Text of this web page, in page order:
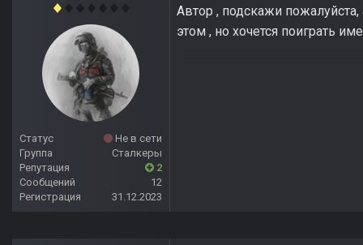
Статус
Не в сети
Группа
Сталкеры
Репутация
2
Сообщений
12
Регистрация
31.12.2023
Автор , подскажи
этом , но хочется поиграть